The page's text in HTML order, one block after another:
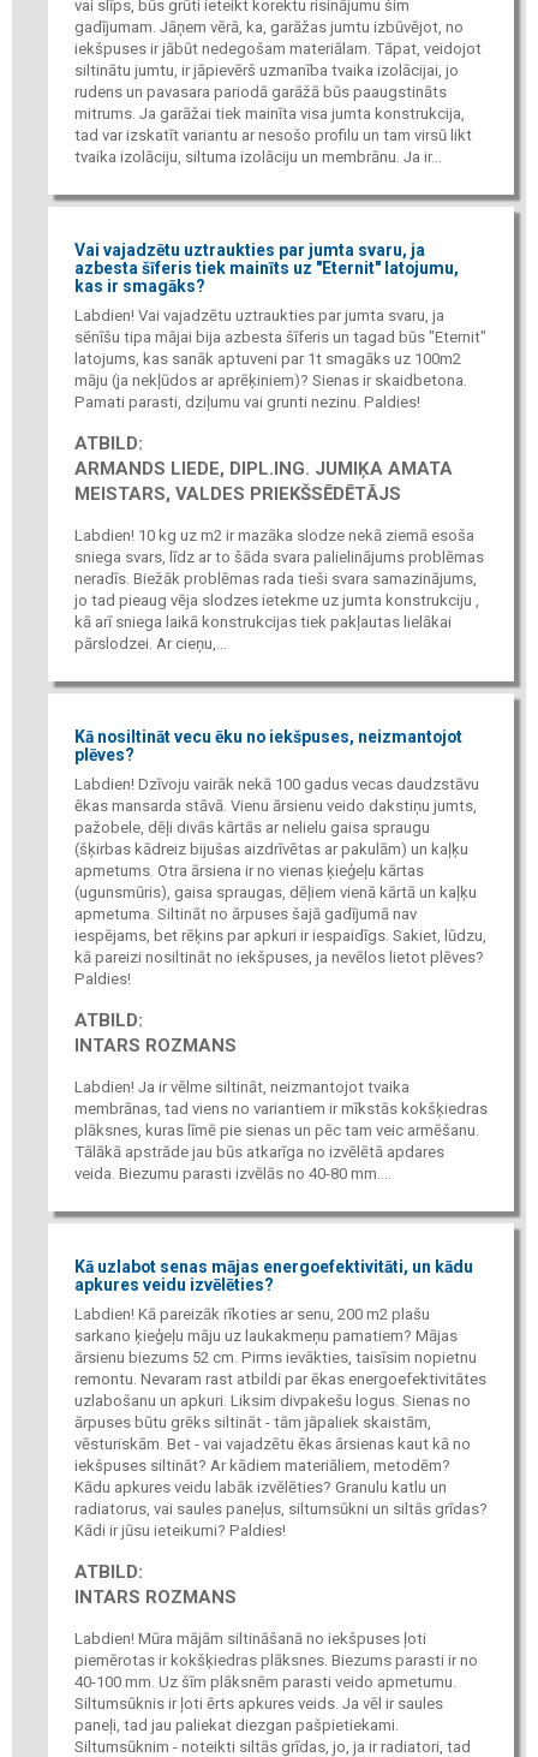
vai slīps, būs grūti ieteikt korektu risinājumu šim
gadījumam. Jāņem vērā, ka, garāžas jumtu izbūvējot, no
iekšpuses ir jābūt nedegošam materiālam. Tāpat, veidojot
siltinātu jumtu, ir jāpievērš uzmanība tvaika izolācijai, jo
rudens un pavasara pariodā garāžā būs paaugstināts
mitrums. Ja garāžai tiek mainīta visa jumta konstrukcija,
tad var izskatīt variantu ar nesošo profilu un tam virsū likt
tvaika izolāciju, siltuma izolāciju un membrānu. Ja ir...
Vai vajadzētu uztraukties par jumta svaru, ja
azbesta šīferis tiek mainīts uz "Eternit" latojumu,
kas ir smagāks?
Labdien! Vai vajadzētu uztraukties par jumta svaru, ja
sēnīšu tipa mājai bija azbesta šīferis un tagad būs "Eternit"
latojums, kas sanāk aptuveni par 1t smagāks uz 100m2
māju (ja nekļūdos ar aprēķiniem)? Sienas ir skaidbetona.
Pamati parasti, dziļumu vai grunti nezinu. Paldies!
ATBILD:
ARMANDS LIEDE, DIPL.ING. JUMIĶA AMATA
MEISTARS, VALDES PRIEKŠSĒDĒTĀJS
Labdien! 10 kg uz m2 ir mazāka slodze nekā ziemā esoša
sniega svars, līdz ar to šāda svara palielinājums problēmas
neradīs. Biežāk problēmas rada tieši svara samazinājums,
jo tad pieaug vēja slodzes ietekme uz jumta konstrukciju ,
kā arī sniega laikā konstrukcijas tiek pakļautas lielākai
pārslodzei. Ar cieņu,...
Kā nosiltināt vecu ēku no iekšpuses, neizmantojot
plēves?
Labdien! Dzīvoju vairāk nekā 100 gadus vecas daudzstāvu
ēkas mansarda stāvā. Vienu ārsienu veido dakstiņu jumts,
pažobele, dēļi divās kārtās ar nelielu gaisa spraugu
(šķirbas kādreiz bijušas aizdrīvētas ar pakulām) un kaļķu
apmetums. Otra ārsiena ir no vienas ķieģeļu kārtas
(ugunsmūris), gaisa spraugas, dēļiem vienā kārtā un kaļķu
apmetuma. Siltināt no ārpuses šajā gadījumā nav
iespējams, bet rēķins par apkuri ir iespaidīgs. Sakiet, lūdzu,
kā pareizi nosiltināt no iekšpuses, ja nevēlos lietot plēves?
Paldies!
ATBILD:
INTARS ROZMANS
Labdien! Ja ir vēlme siltināt, neizmantojot tvaika
membrānas, tad viens no variantiem ir mīkstās kokšķiedras
plāksnes, kuras līmē pie sienas un pēc tam veic armēšanu.
Tālākā apstrāde jau būs atkarīga no izvēlētā apdares
veida. Biezumu parasti izvēlās no 40-80 mm....
Kā uzlabot senas mājas energoefektivitāti, un kādu
apkures veidu izvēlēties?
Labdien! Kā pareizāk rīkoties ar senu, 200 m2 plašu
sarkano ķieģeļu māju uz laukakmeņu pamatiem? Mājas
ārsienu biezums 52 cm. Pirms ievākties, taisīsim nopietnu
remontu. Nevaram rast atbildi par ēkas energoefektivitātes
uzlabošanu un apkuri. Liksim divpakešu logus. Sienas no
ārpuses būtu grēks siltināt - tām jāpaliek skaistām,
vēsturiskām. Bet - vai vajadzētu ēkas ārsienas kaut kā no
iekšpuses siltināt? Ar kādiem materiāliem, metodēm?
Kādu apkures veidu labāk izvēlēties? Granulu katlu un
radiatorus, vai saules paneļus, siltumsūkni un siltās grīdas?
Kādi ir jūsu ieteikumi? Paldies!
ATBILD:
INTARS ROZMANS
Labdien! Mūra mājām siltināšanā no iekšpuses ļoti
piemērotas ir kokšķiedras plāksnes. Biezums parasti ir no
40-100 mm. Uz šīm plāksnēm parasti veido apmetumu.
Siltumsūknis ir ļoti ērts apkures veids. Ja vēl ir saules
paneļi, tad jau paliekat diezgan pašpietiekami.
Siltumsūknim - noteikti siltās grīdas, jo, ja ir radiatori, tad